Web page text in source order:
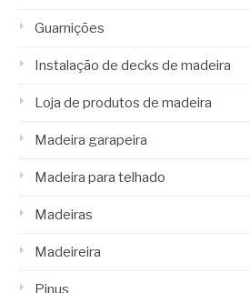
Guarnições
Instalação de decks de madeira
Loja de produtos de madeira
Madeira garapeira
Madeira para telhado
Madeiras
Madeireira
Pinus